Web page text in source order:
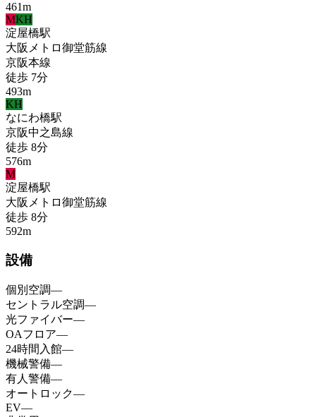
461m
MKH
淀屋橋駅
大阪メトロ御堂筋線
京阪本線
徒歩 7分
493m
KH
なにわ橋駅
京阪中之島線
徒歩 8分
576m
M
淀屋橋駅
大阪メトロ御堂筋線
徒歩 8分
592m
設備
個別空調—
セントラル空調—
光ファイバー—
OAフロア—
24時間入館—
機械警備—
有人警備—
オートロック—
EV—